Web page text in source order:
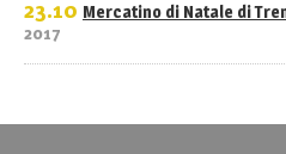
23.10
2017
Mercatino di Natale di